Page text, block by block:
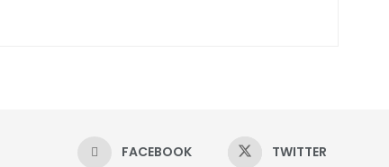
FACEBOOK TWITTER